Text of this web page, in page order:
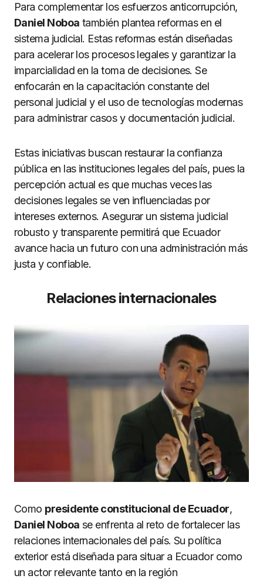
Para complementar los esfuerzos anticorrupción,
Daniel Noboa también plantea reformas en el
sistema judicial. Estas reformas están diseñadas
para acelerar los procesos legales y garantizar la
imparcialidad en la toma de decisiones. Se
enfocarán en la capacitación constante del
personal judicial y el uso de tecnologías modernas
para administrar casos y documentación judicial.
Estas iniciativas buscan restaurar la confianza
pública en las instituciones legales del país, pues la
percepción actual es que muchas veces las
decisiones legales se ven influenciadas por
intereses externos. Asegurar un sistema judicial
robusto y transparente permitirá que Ecuador
avance hacia un futuro con una administración más
justa y confiable.
Relaciones internacionales
Como presidente constitucional de Ecuador,
Daniel Noboa se enfrenta al reto de fortalecer las
relaciones internacionales del país. Su política
exterior está diseñada para situar a Ecuador como
un actor relevante tanto en la región